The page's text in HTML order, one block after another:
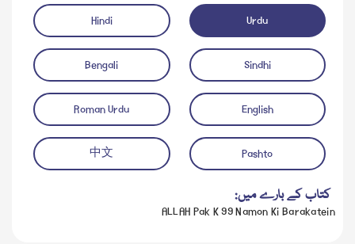
ڈاؤن لوڈ کریں آڈیو چلائیں
Urdu
Hindi
Sindhi
Bengali
English
Roman Urdu
Pashto
中文
کتاب کے بارے میں:
ALLAH Pak K 99 Namon Ki Barakatein